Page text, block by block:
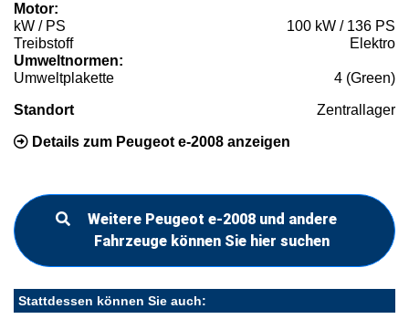
Motor:
kW / PS
100 kW / 136 PS
Treibstoff
Elektro
Umweltnormen:
Umweltplakette
4 (Green)
Standort Zentrallager
Details zum Peugeot e-2008 anzeigen
Weitere Peugeot e-2008 und andere
Fahrzeuge können Sie hier suchen
Stattdessen können Sie auch: